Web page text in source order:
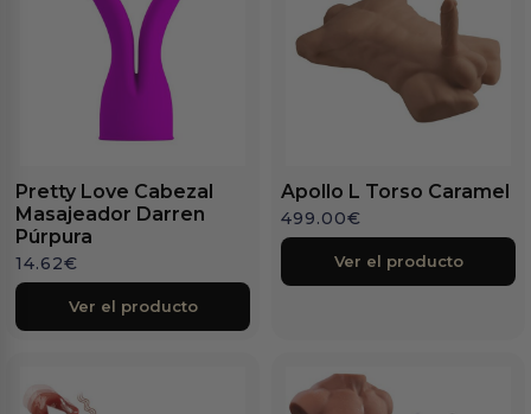
Pretty Love Cabezal
Masajeador Darren
Púrpura
14.62€
Ver el producto
Apollo L Torso Caramel
499.00€
Ver el producto